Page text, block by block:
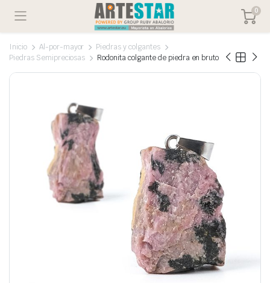
0
Inicio Al-por-mayor
Piedras y colgantes
Piedras Semipreciosas
Rodonita colgante de piedra en bruto